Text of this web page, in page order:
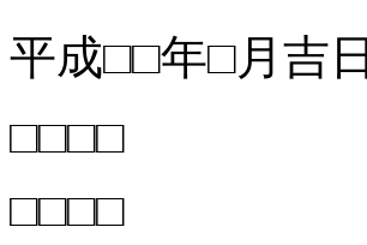
平成□□年□月吉日
□□□□
□□□□